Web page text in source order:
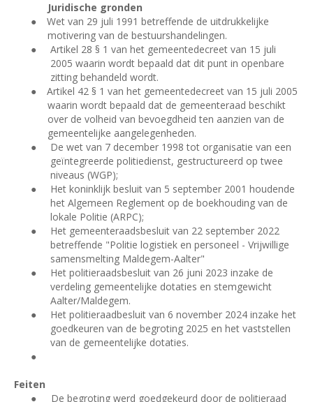
Juridische gronden
●
Wet van 29 juli 1991 betreffende de uitdrukkelijke
motivering van de bestuurshandelingen.
●
Artikel 28 § 1 van het gemeentedecreet van 15 juli
2005 waarin wordt bepaald dat dit punt in openbare
zitting behandeld wordt.
●
Artikel 42 § 1 van het gemeentedecreet van 15 juli 2005
waarin wordt bepaald dat de gemeenteraad beschikt
over de volheid van bevoegdheid ten aanzien van de
gemeentelijke aangelegenheden.
●
De wet van 7 december 1998 tot organisatie van een
geïntegreerde politiedienst, gestructureerd op twee
niveaus (WGP);
●
Het koninklijk besluit van 5 september 2001 houdende
het Algemeen Reglement op de boekhouding van de
lokale Politie (ARPC);
●
Het gemeenteraadsbesluit van 22 september 2022
betreffende "Politie logistiek en personeel - Vrijwillige
samensmelting Maldegem-Aalter"
●
Het politieraadsbesluit van 26 juni 2023 inzake de
verdeling gemeentelijke dotaties en stemgewicht
Aalter/Maldegem.
●
Het politieraadbesluit van 6 november 2024 inzake het
goedkeuren van de begroting 2025 en het vaststellen
van de gemeentelijke dotaties.
●
Feiten
●
De begroting werd goedgekeurd door de politieraad